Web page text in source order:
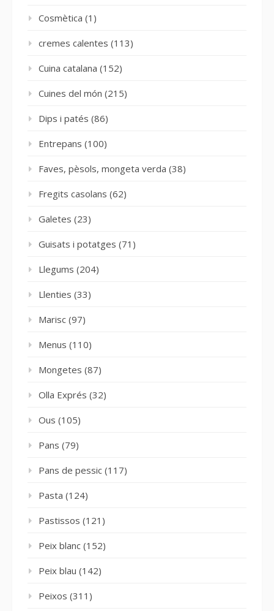
Cosmètica (1)
cremes calentes (113)
Cuina catalana (152)
Cuines del món (215)
Dips i patés (86)
Entrepans (100)
Faves, pèsols, mongeta verda (38)
Fregits casolans (62)
Galetes (23)
Guisats i potatges (71)
Llegums (204)
Llenties (33)
Marisc (97)
Menus (110)
Mongetes (87)
Olla Exprés (32)
Ous (105)
Pans (79)
Pans de pessic (117)
Pasta (124)
Pastissos (121)
Peix blanc (152)
Peix blau (142)
Peixos (311)